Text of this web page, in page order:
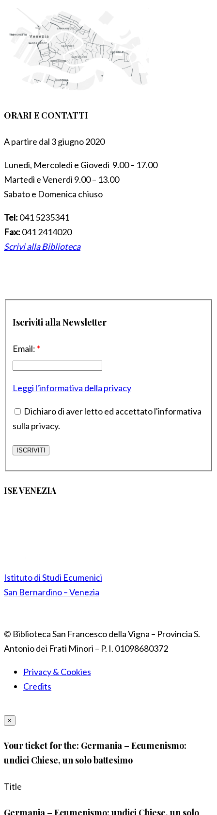
ORARI E CONTATTI
A partire dal 3 giugno 2020
Lunedì, Mercoledì e Giovedì 9.00 – 17.00
Martedì e Venerdì 9.00 – 13.00
Sabato e Domenica chiuso
Tel: 041 5235341
Fax: 041 2414020
Scrivi alla Biblioteca
Iscriviti alla Newsletter
Email: *
Leggi l'informativa della privacy
Dichiaro di aver letto ed accettato l'informativa
sulla privacy.
ISE VENEZIA
Istituto di Studi Ecumenici
San Bernardino – Venezia
© Biblioteca San Francesco della Vigna – Provincia S.
Antonio dei Frati Minori – P. I. 01098680372
Privacy & Cookies
Credits
×
Your ticket for the: Germania – Ecumenismo:
undici Chiese, un solo battesimo
Title
Germania – Ecumenismo: undici Chiese, un solo